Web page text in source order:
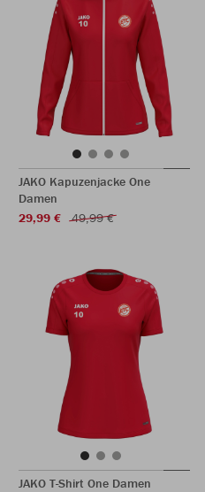
JAKO Kapuzenjacke One
Damen
29,99 €
49,99 €
JAKO T-Shirt One Damen